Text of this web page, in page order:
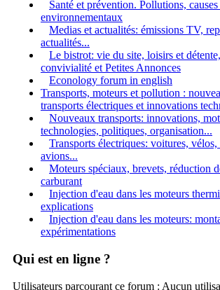
Santé et prévention. Pollutions,
environnementaux
Medias et actualités: émissions TV,
actualités...
Le bistrot: vie du site, loisirs et
convivialité et Petites Annonces
Econology forum in english
Transports, moteurs et pollution :
transports électriques et innovations
Nouveaux transports: innovations,
technologies, politiques, organisation...
Transports électriques: voitures,
avions...
Moteurs spéciaux, brevets, réduction
carburant
Injection d'eau dans les moteurs
explications
Injection d'eau dans les moteurs:
expérimentations
Qui est en ligne ?
Utilisateurs parcourant ce forum : Aucun